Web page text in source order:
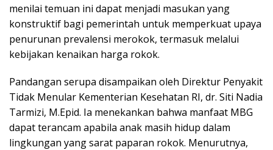
menilai temuan ini dapat menjadi masukan yang
konstruktif bagi pemerintah untuk memperkuat upaya
penurunan prevalensi merokok, termasuk melalui
kebijakan kenaikan harga rokok.
Pandangan serupa disampaikan oleh Direktur Penyakit
Tidak Menular Kementerian Kesehatan RI, dr. Siti Nadia
Tarmizi, M.Epid. Ia menekankan bahwa manfaat MBG
dapat terancam apabila anak masih hidup dalam
lingkungan yang sarat paparan rokok. Menurutnya,